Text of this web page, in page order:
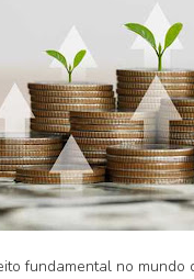
fundamental no mundo